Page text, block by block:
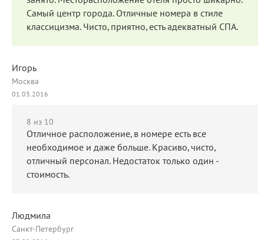
Самый центр города. Отличные номера в стиле
классицизма. Чисто, приятно, есть адекватный СПА.
Игорь
Москва
01.03.2016
8 из 10
Отличное расположение, в номере есть все
необходимое и даже больше. Красиво, чисто,
отличный персонал. Недостаток только один -
стоимость.
Людмила
Санкт-Петербург